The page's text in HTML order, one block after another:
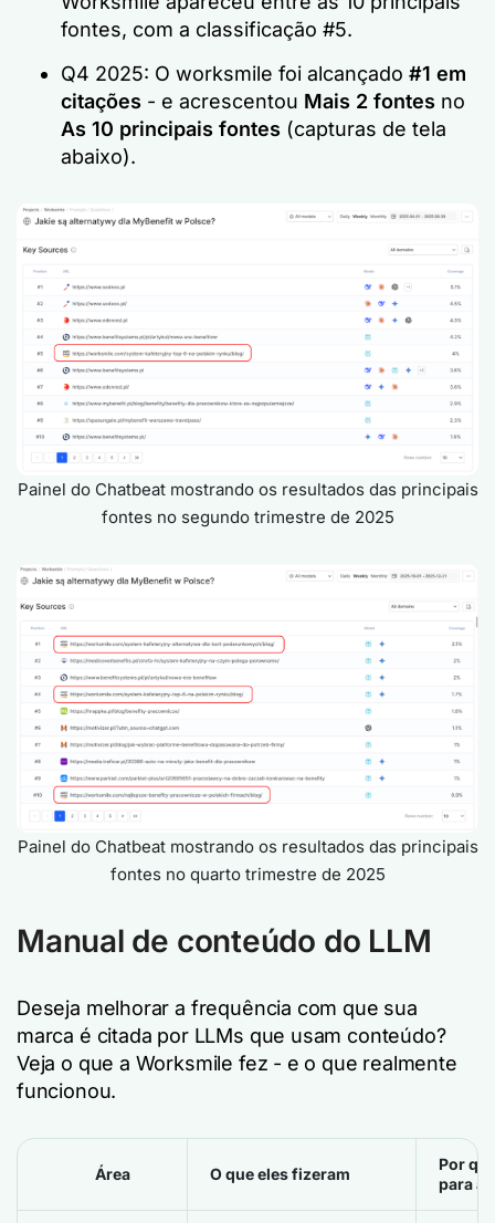
fontes, com a classificação #5.
Q4 2025: O worksmile foi alcançado #1 em
citações - e acrescentou Mais 2 fontes no
As 10 principais fontes (capturas de tela
abaixo).
Painel do Chatbeat mostrando os resultados das principais
fontes no segundo trimestre de 2025
Painel do Chatbeat mostrando os resultados das principais
fontes no quarto trimestre de 2025
Manual de conteúdo do LLM
Deseja melhorar a frequência com que sua
marca é citada por LLMs que usam conteúdo?
Veja o que a Worksmile fez - e o que realmente
funcionou.
Área O que eles fizeram
Por
para a